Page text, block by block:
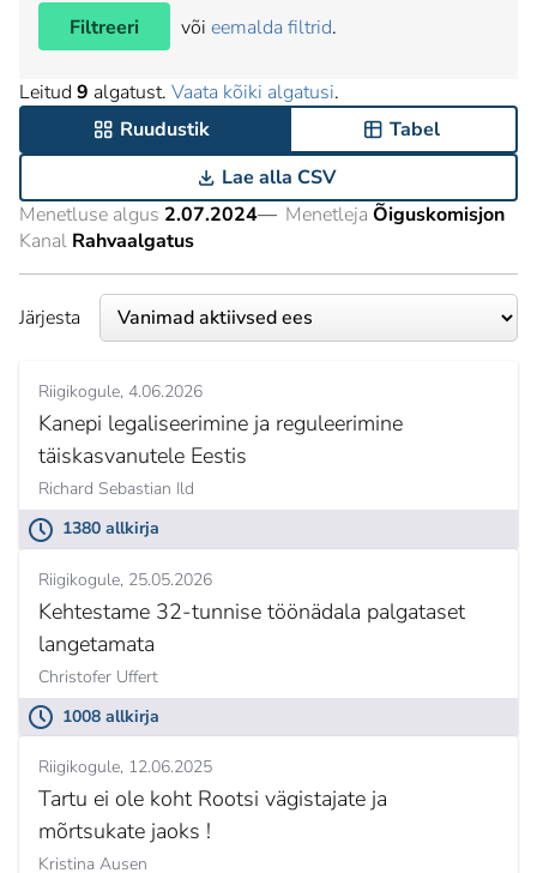
Filtreeri
või eemalda filtrid.
Leitud 9 algatust. Vaata kõiki algatusi.
Ruudustik
Tabel
Lae alla CSV
Menetluse algus 2.07.2024— Menetleja Õiguskomisjon
Kanal Rahvaalgatus
Järjesta
Riigikogule 4.06.2026
Kanepi legaliseerimine ja reguleerimine
täiskasvanutele Eestis
Richard Sebastian Ild
1380 allkirja
Riigikogule 25.05.2026
Kehtestame 32-tunnise töönädala palgataset
langetamata
Christofer Uffert
1008 allkirja
Riigikogule 12.06.2025
Tartu ei ole koht Rootsi vägistajate ja
mõrtsukate jaoks !
Kristina Ausen